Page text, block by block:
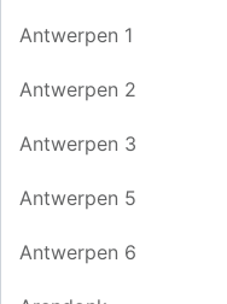
Antwerpen 1
Antwerpen 2
Antwerpen 3
Antwerpen 5
Antwerpen 6